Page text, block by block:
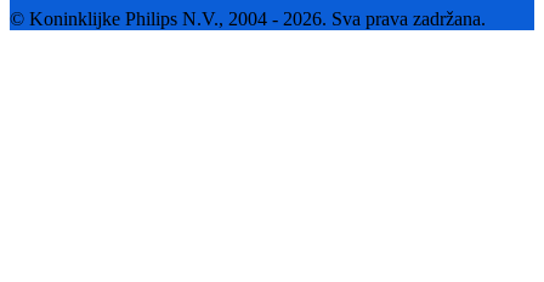
© Koninklijke Philips N.V., 2004 - 2026. Sva prava zadržana.